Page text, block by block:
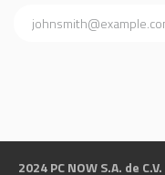
2024 PC NOW S.A. de C.V.